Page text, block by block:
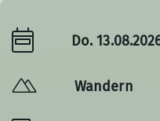
Do.
Wandern